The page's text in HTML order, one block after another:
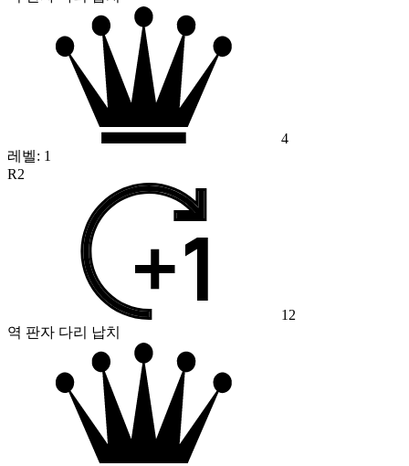
4
레벨: 1
R2
12
역 판자 다리 납치